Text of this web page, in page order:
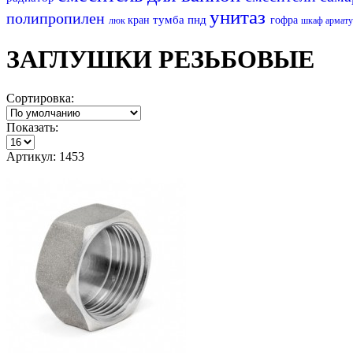
полипропилен люк кран тумба пнд унитаз гофра шкаф
ЗАГЛУШКИ РЕЗЬБОВЫЕ
Сортировка:
Показать:
Артикул: 1453